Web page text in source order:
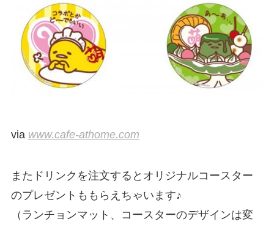
via www.cafe-athome.com
またドリンクを注文するとオリジナルコースター
のプレゼントももらえちゃいます♪
（ランチョンマット、コースターのデザインは変